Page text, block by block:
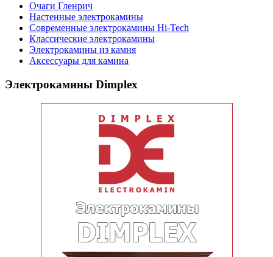
Очаги Гленрич
Настенные электрокамины
Современные электрокамины Hi-Tech
Классические электрокамины
Электрокамины из камня
Аксессуары для камина
Электрокамины Dimplex